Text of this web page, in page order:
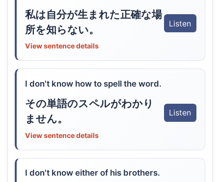
私は自分が生まれた正確な場
所を知らない。
Listen
View sentence details
I don't know how to spell the word.
その単語のスペルがわかり
ません。
Listen
View sentence details
I don't know either of his brothers.